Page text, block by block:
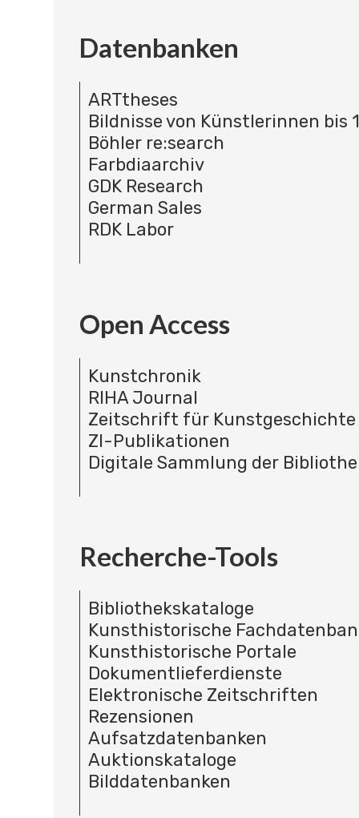
Datenbanken
ARTtheses
Bildnisse von Künstlerinnen bis
Böhler re:search
Farbdiaarchiv
GDK Research
German Sales
RDK Labor
Open Access
Kunstchronik
RIHA Journal
Zeitschrift für Kunstgeschichte
ZI-Publikationen
Digitale Sammlung der
Recherche-Tools
Bibliothekskataloge
Kunsthistorische
Kunsthistorische Portale
Dokumentlieferdienste
Elektronische Zeitschriften
Rezensionen
Aufsatzdatenbanken
Auktionskataloge
Bilddatenbanken